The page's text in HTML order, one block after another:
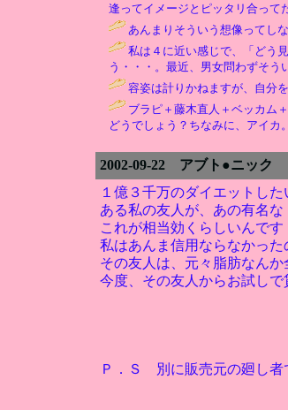
逢ってイメージとピッタリ合って
あんまりそういう想像ってし
私は４に近い感じで、「どう
う・・・。最近、男女問わずそう
容姿は計りかねますが、自分
ブラピ＋藤木直人＋ベッカム
どうでしょう？ちなみに、アイカ
2002-09-22 アブト●ニック
１億３千万のダイエットした
ある私の友人が、あの有名
これが相当効くらしいんです
私はあんま信用ならなかっ
その友人は、元々脂肪なん
今度、その友人からお試し
Ｐ．Ｓ 別に販売元の廻し者